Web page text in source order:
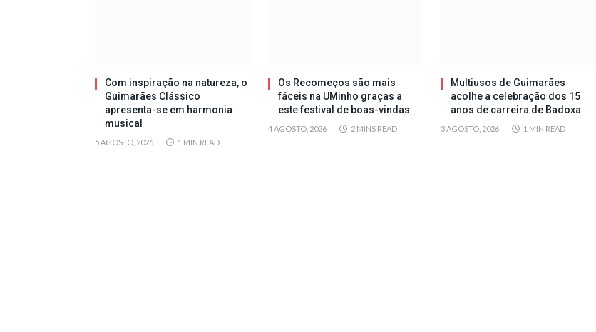
Com inspiração na natureza, o
Guimarães Clássico
apresenta-se em harmonia
musical
5 AGOSTO, 2026 1 MIN READ
Os Recomeços são mais
fáceis na UMinho graças a
este festival de boas-vindas
4 AGOSTO, 2026 2 MINS READ
Multiusos de Guimarães
acolhe a celebração dos 15
anos de carreira de Badoxa
3 AGOSTO, 2026 1 MIN READ